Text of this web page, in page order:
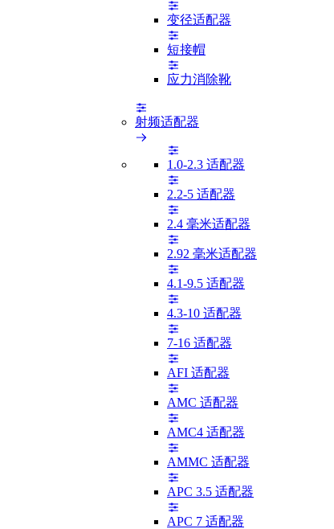
变径适配器
短接帽
应力消除靴
射频适配器
1.0-2.3 适配器
2.2-5 适配器
2.4 毫米适配器
2.92 毫米适配器
4.1-9.5 适配器
4.3-10 适配器
7-16 适配器
AFI 适配器
AMC 适配器
AMC4 适配器
AMMC 适配器
APC 3.5 适配器
APC 7 适配器